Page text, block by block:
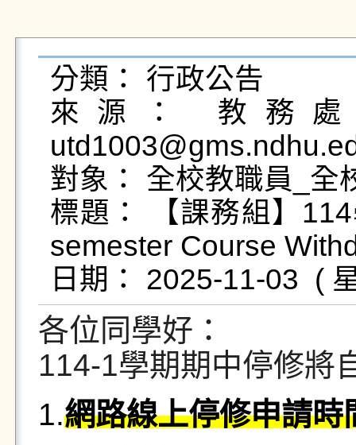
分類： 行政公告
來源： 教務
對象： 全校教職員_全
標題： 【課務組】
semester Course
各位同學好：
114-1學期期中停修將
1.網路線上停修申請時